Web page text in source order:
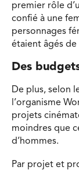
premier rôle
confié à une
personnages
étaient âgés de
Des
De plus, selon
l’organisme
projets
moindres que
d’hommes.
Par projet et